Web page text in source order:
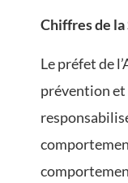
Chiffres de
Le préfet de
prévention et